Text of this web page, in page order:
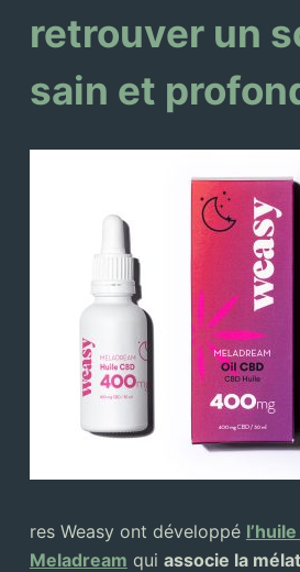
retrouver un
sain et
res Weasy ont développé
Meladream qui associe la